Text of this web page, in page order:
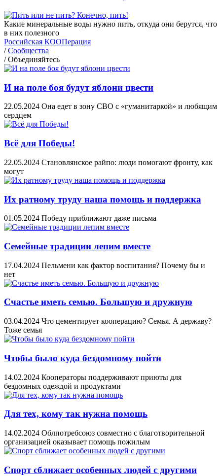
Какие минеральные воды нужно пить, откуда они берутся, что
в них полезного
Российская КООПерация
/ Сообщества
/ Объединяйтесь
И на поле боя будут яблони цвести
22.05.2024 Она едет в зону СВО с «гуманитаркой» и любящим
сердцем
Всё для Победы!
22.05.2024 Становлянское райпо: люди помогают фронту, как
могут
Их ратному труду наша помощь и поддержка
01.05.2024 Победу приближают даже письма
Семейные традиции лепим вместе
17.04.2024 Пельмени как фактор воспитания? Почему бы и
нет
Счастье иметь семью. Большую и дружную
03.04.2024 Что цементирует кооперацию? Семья. А державу?
Тоже семья
Чтобы было куда бездомному пойти
14.02.2024 Кооператоры поддерживают приюты для
бездомных одеждой и продуктами
Для тех, кому так нужна помощь
14.02.2024 Облпотребсоюз совместно с благотворительной
организацией оказывает помощь пожилым
Спорт сближает особенных людей с другими